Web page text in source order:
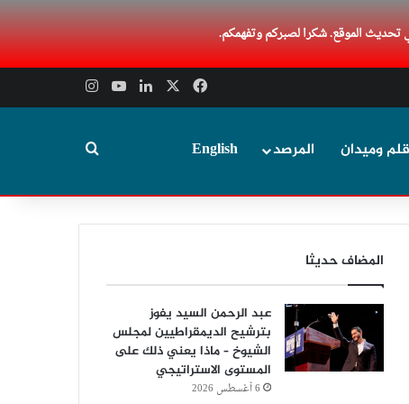
تحديث الموقع. شكرا لصبركم وتفهمكم.
فيسبوك لينكدإن‫YouTubeانستقرام
قلم وميدان المرصد English بحث عن
المضاف حديثا
عبد الرحمن السيد يفوز
بترشيح الديمقراطيين لمجلس
الشيوخ – ماذا يعني ذلك على
المستوى الاستراتيجي
6 أغسطس 2026